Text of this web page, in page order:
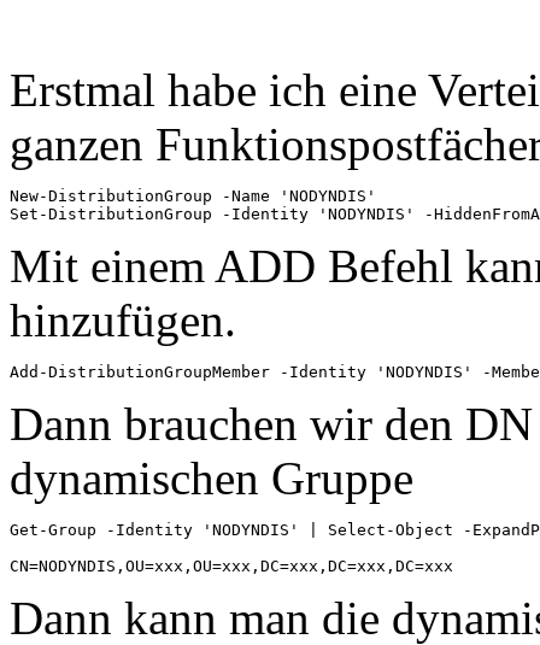
Erstmal habe ich eine
ganzen
New-DistributionGroup -Name 'NODYNDIS'
Set-DistributionGroup -Identity 'NODYNDIS' -
Mit einem ADD Befehl
hinzufügen.
Add-DistributionGroupMember -Identity 'NODYNDIS' -
Dann brauchen wir den
dynamischen Gruppe
Get-Group -Identity 'NODYNDIS' | Select-Object -
CN=NODYNDIS,OU=xxx,OU=xxx,DC=xxx,DC=xxx,DC=xxx
Dann kann man die